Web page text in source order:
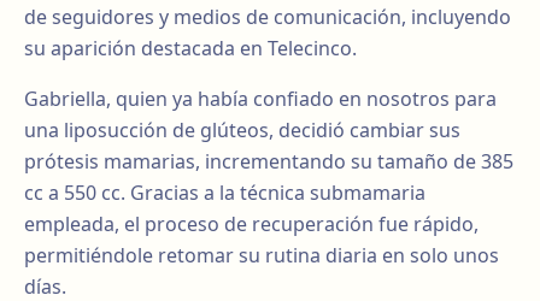
de seguidores y medios de comunicación, incluyendo
su aparición destacada en Telecinco.
Gabriella, quien ya había confiado en nosotros para
una liposucción de glúteos, decidió cambiar sus
prótesis mamarias, incrementando su tamaño de 385
cc a 550 cc. Gracias a la técnica submamaria
empleada, el proceso de recuperación fue rápido,
permitiéndole retomar su rutina diaria en solo unos
días.